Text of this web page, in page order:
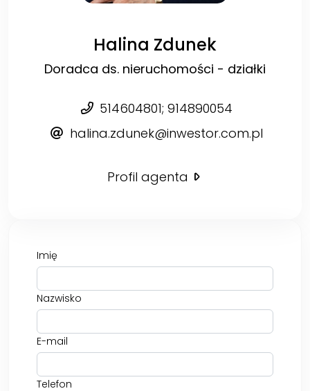
Halina Zdunek
Doradca ds. nieruchomości - działki
514604801; 914890054
halina.zdunek@inwestor.com.pl
Profil agenta
Imię
Nazwisko
E-mail
Telefon